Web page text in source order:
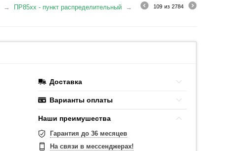
ПР85хх - пункт распределительный
109 из 2784
Доставка
Варианты оплаты
Наши преимушества
Гарантия до 36 месяцев
На связи в мессенджерах!